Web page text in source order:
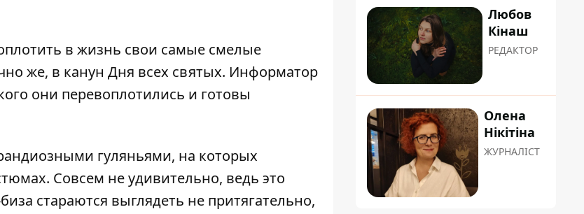
в жизнь свои самые смелые
же, в канун Дня всех святых. Информатор
они перевоплотились и готовы
гуляньями, на которых
Совсем не удивительно, ведь это
стараются выглядеть не притягательно,
Любов
Кінаш
РЕДАКТОР
Олена
Нікітіна
ЖУРНАЛІСТ